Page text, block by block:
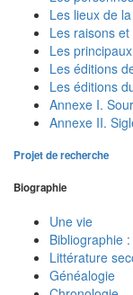
Les lieux de
Les raisons et
Les
Les éditions
Les éditions
Annexe I.
Annexe II.
Projet de recherche
Biographie
Une vie
Bibliographie
Littérature
Généalogie